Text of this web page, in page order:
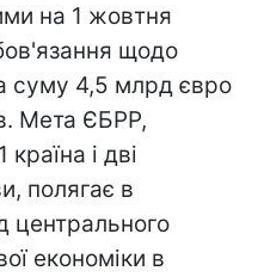
на 1 жовтня
щодо
суму 4,5 млрд євро
Мета ЄБРР,
і дві
полягає в
центрального
економіки в